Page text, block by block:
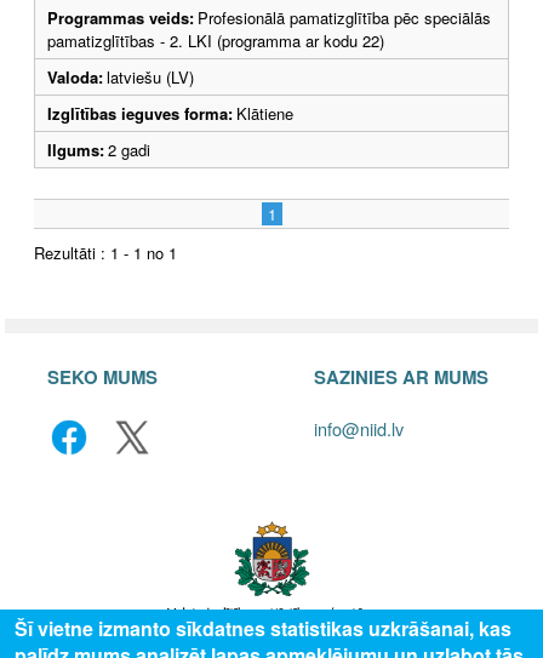
Programmas veids: Profesionālā pamatizglītība pēc speciālās
pamatizglītības - 2. LKI (programma ar kodu 22)
Valoda:latviešu (LV)
Izglītības ieguves forma: Klātiene
Ilgums:2 gadi
1
Rezultāti : 1 - 1 no 1
SEKO MUMS SAZINIES AR MUMS
info@niid.lv
Šī vietne izmanto sīkdatnes statistikas uzkrāšanai, kas